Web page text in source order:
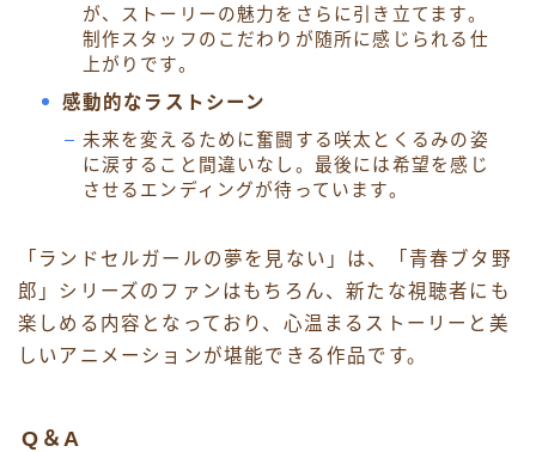
が、ストーリーの魅力をさらに引き立てます。
制作スタッフのこだわりが随所に感じられる仕
上がりです。
感動的なラストシーン
未来を変えるために奮闘する咲太とくるみの姿
に涙すること間違いなし。最後には希望を感じ
させるエンディングが待っています。
「ランドセルガールの夢を見ない」は、「青春ブタ野
郎」シリーズのファンはもちろん、新たな視聴者にも
楽しめる内容となっており、心温まるストーリーと美
しいアニメーションが堪能できる作品です。
Q＆A